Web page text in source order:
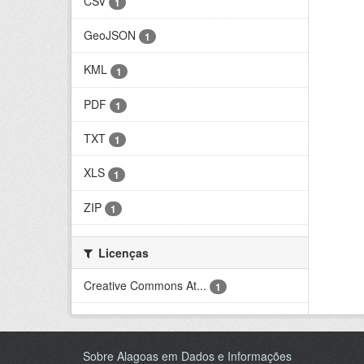
GeoJSON 1
KML 1
PDF 1
TXT 1
XLS 1
ZIP 1
Licenças
Creative Commons At...
1
Sobre Alagoas em Dados e Informações